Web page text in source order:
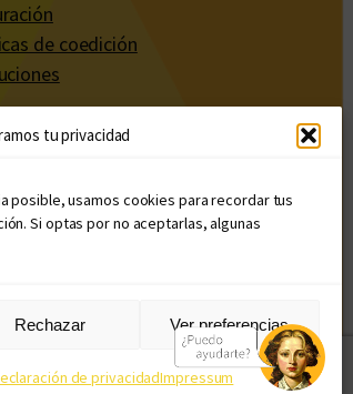
tu privacidad
posible, usamos cookies para recordar tus
Si optas por no aceptarlas, algunas
Rechazar Ver preferencias
de privacidadImpressum
de coedición
Diseño web: Llama Creativa